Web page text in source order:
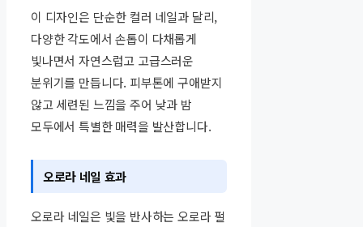
이 디자인은 단순한 컬러 네일과 달리,
다양한 각도에서 손톱이 다채롭게
빛나면서 자연스럽고 고급스러운
분위기를 만듭니다. 피부톤에 구애받지
않고 세련된 느낌을 주어 낮과 밤
모두에서 특별한 매력을 발산합니다.
오로라 네일 효과
오로라 네일은 빛을 반사하는 오로라 펄